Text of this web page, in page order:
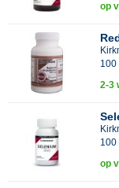
op
100
2-3
100
op